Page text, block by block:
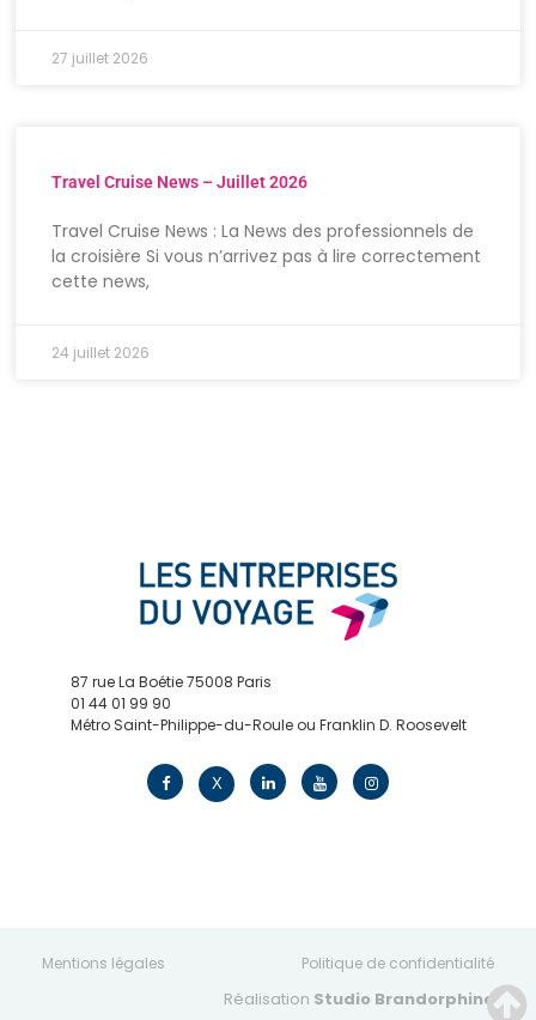
27 juillet 2026
Travel Cruise News – Juillet 2026
Travel Cruise News : La News des professionnels de
la croisière Si vous n’arrivez pas à lire correctement
cette news,
24 juillet 2026
87 rue La Boétie 75008 Paris
01 44 01 99 90
Métro Saint-Philippe-du-Roule ou Franklin D. Roosevelt
X
Mentions légales Politique de confidentialité
Réalisation Studio Brandorphine